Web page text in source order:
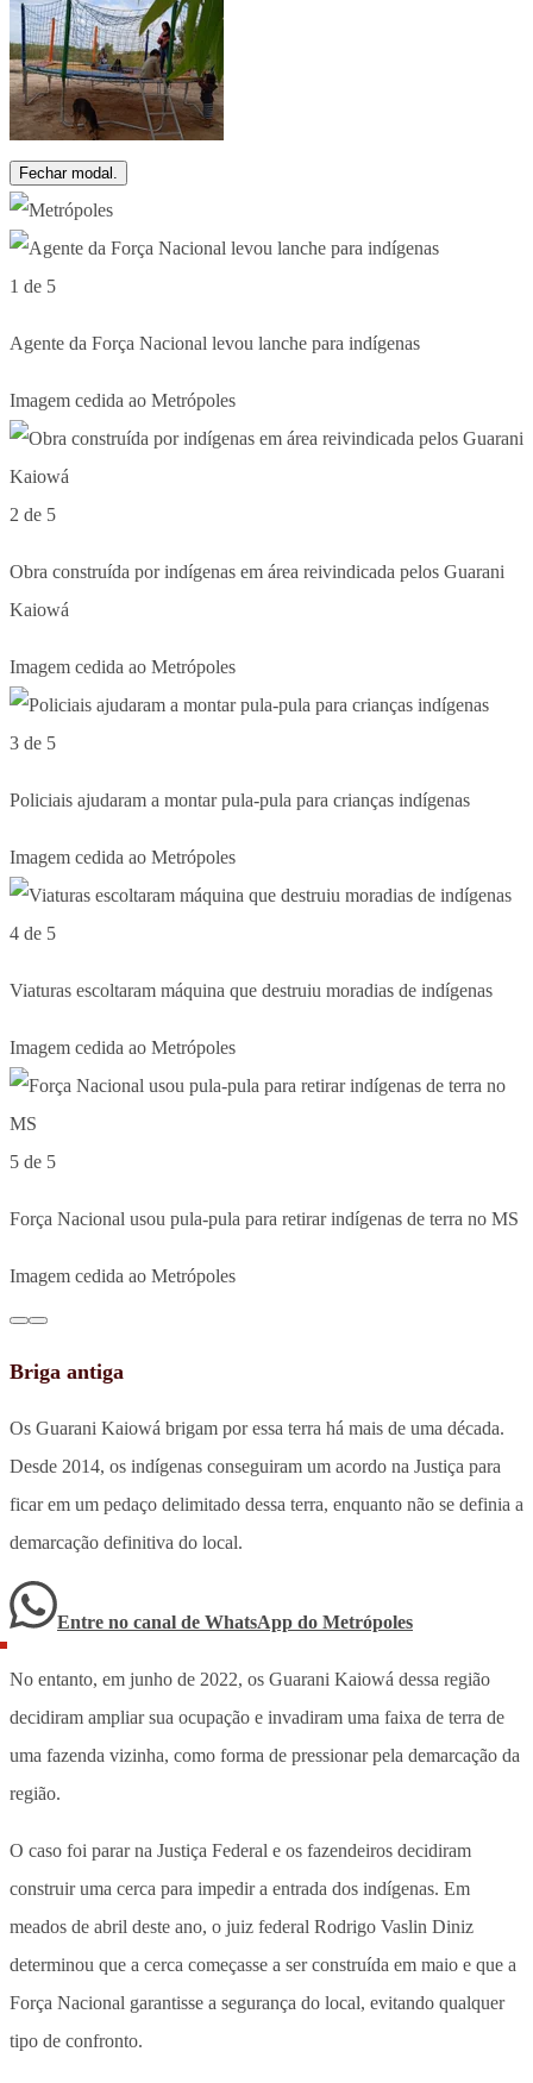
Fechar modal.
1 de 5
Agente da Força Nacional levou lanche para indígenas
Imagem cedida ao Metrópoles
2 de 5
Obra construída por indígenas em área reivindicada pelos Guarani
Kaiowá
Imagem cedida ao Metrópoles
3 de 5
Policiais ajudaram a montar pula-pula para crianças indígenas
Imagem cedida ao Metrópoles
4 de 5
Viaturas escoltaram máquina que destruiu moradias de indígenas
Imagem cedida ao Metrópoles
5 de 5
Força Nacional usou pula-pula para retirar indígenas de terra no MS
Imagem cedida ao Metrópoles
Briga antiga
Os Guarani Kaiowá brigam por essa terra há mais de uma década.
Desde 2014, os indígenas conseguiram um acordo na Justiça para
ficar em um pedaço delimitado dessa terra, enquanto não se definia a
demarcação definitiva do local.
Entre no canal de WhatsApp do Metrópoles
No entanto, em junho de 2022, os Guarani Kaiowá dessa região
decidiram ampliar sua ocupação e invadiram uma faixa de terra de
uma fazenda vizinha, como forma de pressionar pela demarcação da
região.
O caso foi parar na Justiça Federal e os fazendeiros decidiram
construir uma cerca para impedir a entrada dos indígenas. Em
meados de abril deste ano, o juiz federal Rodrigo Vaslin Diniz
determinou que a cerca começasse a ser construída em maio e que a
Força Nacional garantisse a segurança do local, evitando qualquer
tipo de confronto.